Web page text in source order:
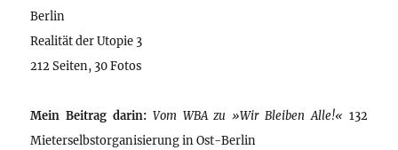
Berlin
Realität der Utopie 3
212 Seiten, 30 Fotos
Mein Beitrag darin: Vom WBA zu »Wir Bleiben Alle!« 132
Mieterselbstorganisierung in Ost-Berlin